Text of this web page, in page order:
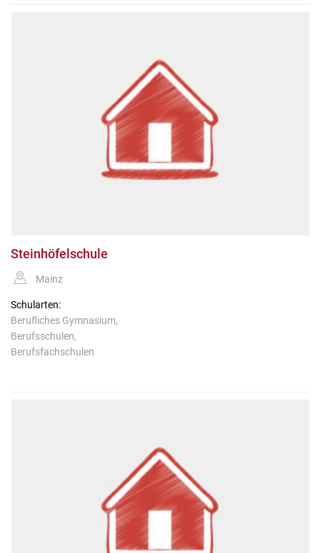
Steinhöfelschule
Mainz
Schularten:
Berufliches Gymnasium,
Berufsschulen,
Berufsfachschulen